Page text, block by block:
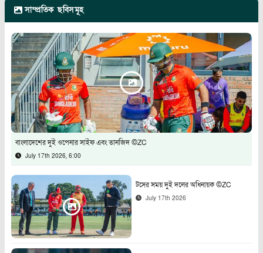
সাম্প্রতিক ছবিসমূহ
বাংলাদেশের দুই ওপেনার সাইফ এবং তানজিদ ©ZC
July 17th 2026, 6:00
টসের সময় দুই দলের অধিনায়ক ©ZC
July 17th 2026